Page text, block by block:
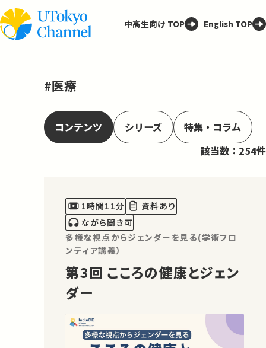
中高生向け TOP English TOP
#医療
コンテンツ シリーズ
特集・コラム
該当数：254件
1時間11分
資料あり
ながら聞き可
多様な視点からジェンダーを見る(学術フロ
ンティア講義）
第3回 こころの健康とジェン
ダー